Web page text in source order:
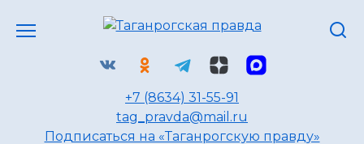
+7 (8634) 31-55-91
tag_pravda@mail.ru
Подписаться на «Таганрогскую правду»